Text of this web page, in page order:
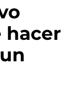
hacer